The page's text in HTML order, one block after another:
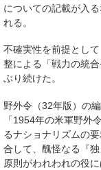
についての記載が入
れる。
不確実性を前提とし
整による「戦力の統
ぶり続けた。
野外令（32年版）の
「1954年の米軍野外
るナショナリズムの
合して、醜怪なる『
原則がわれわれの役